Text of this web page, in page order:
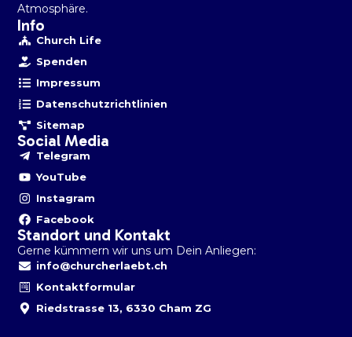
Atmosphäre.
Info
Church Life
Spenden
Impressum
Datenschutzrichtlinien
Sitemap
Social Media
Telegram
YouTube
Instagram
Facebook
Standort und Kontakt
Gerne kümmern wir uns um Dein Anliegen:
info@churcherlaebt.ch
Kontaktformular
Riedstrasse 13, 6330 Cham ZG